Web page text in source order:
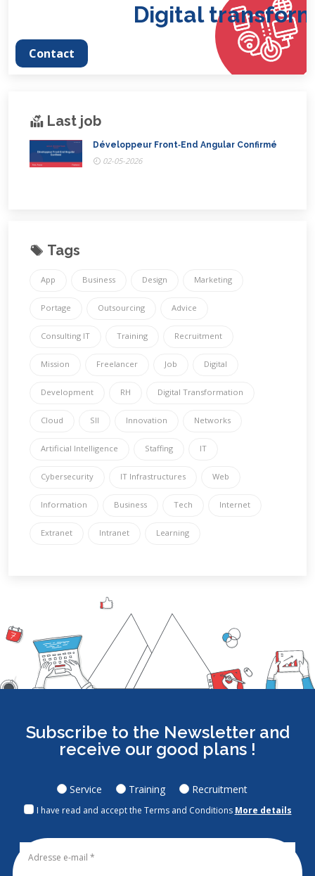
Digital
Contact
Last job
Développeur Front‑End Angular Confirmé
02-05-2026
Tags
App Business Design Marketing
Portage Outsourcing Advice
Consulting IT Training Recruitment
Mission Freelancer Job Digital
Development RH Digital Transformation
Cloud SII Innovation Networks
Artificial Intelligence Staffing IT
Cybersecurity IT Infrastructures Web
Information Business Tech Internet
Extranet Intranet Learning
Subscribe to the Newsletter and
receive our good plans !
Service Training Recruitment
I have read and accept the Terms and Conditions More details